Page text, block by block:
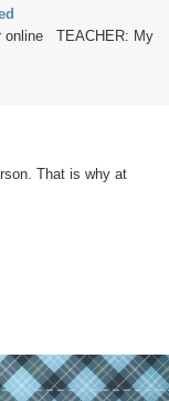
online TEACHER: My
That is why at